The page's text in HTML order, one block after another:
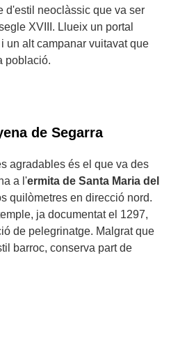
d'estil neoclàssic que va ser
XVIII. Llueix un portal
un alt campanar vuitavat que
població.
de Segarra
agradables és el que va des
a l'ermita de Santa Maria del
quilòmetres en direcció nord.
ja documentat el 1297,
de pelegrinatge. Malgrat que
barroc, conserva part de